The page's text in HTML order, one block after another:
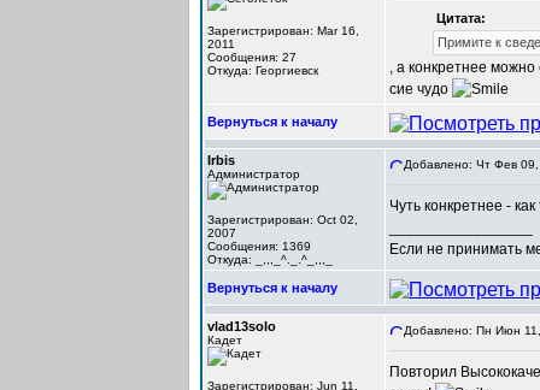
Зарегистрирован: Mar 16,
2011
Сообщения: 27
Откуда: Георгиевск
Цитата:
Примите к
, а конкретнее можно
сие чудо
Вернуться к началу
Irbis
Администратор
Зарегистрирован: Oct 02,
2007
Сообщения: 1369
Откуда: _,,,_^._.^_,,,_
Добавлено: Чт Фев
Чуть конкретнее -
Если не принимать
Вернуться к началу
vlad13solo
Кадет
Зарегистрирован: Jun 11,
Добавлено: Пн Июн
Повторил